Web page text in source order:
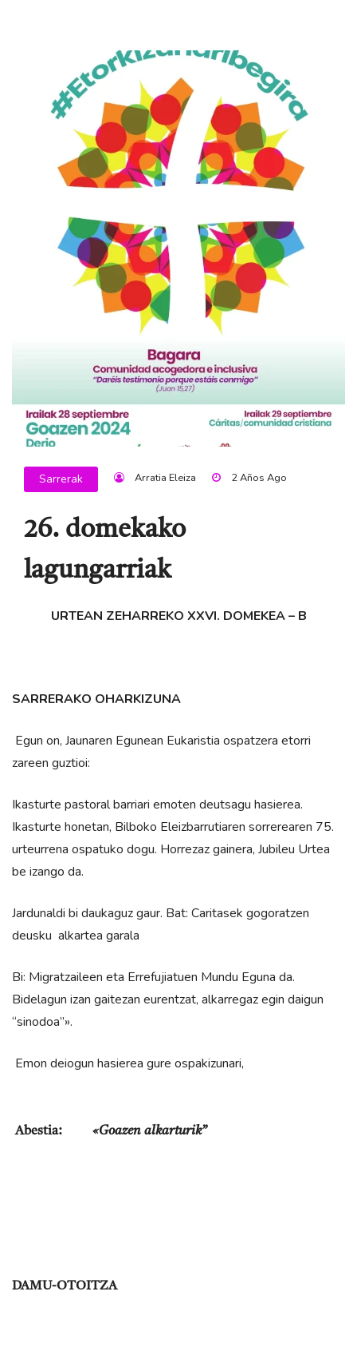
Sarrerak Arratia Eleiza 2 Años Ago
26. domekako
lagungarriak
URTEAN ZEHARREKO XXVI. DOMEKEA – B
SARRERAKO OHARKIZUNA
Egun on, Jaunaren Egunean Eukaristia ospatzera etorri
zareen guztioi:
Ikasturte pastoral barriari emoten deutsagu hasierea.
Ikasturte honetan, Bilboko Eleizbarrutiaren sorrerearen 75.
urteurrena ospatuko dogu. Horrezaz gainera, Jubileu Urtea
be izango da.
Jardunaldi bi daukaguz gaur. Bat: Caritasek gogoratzen
deusku alkartea garala
Bi: Migratzaileen eta Errefujiatuen Mundu Eguna da.
Bidelagun izan gaitezan eurentzat, alkarregaz egin daigun
“sinodoa”».
Emon deiogun hasierea gure ospakizunari,
Abestia: «Goazen alkarturik”
DAMU-OTOITZA